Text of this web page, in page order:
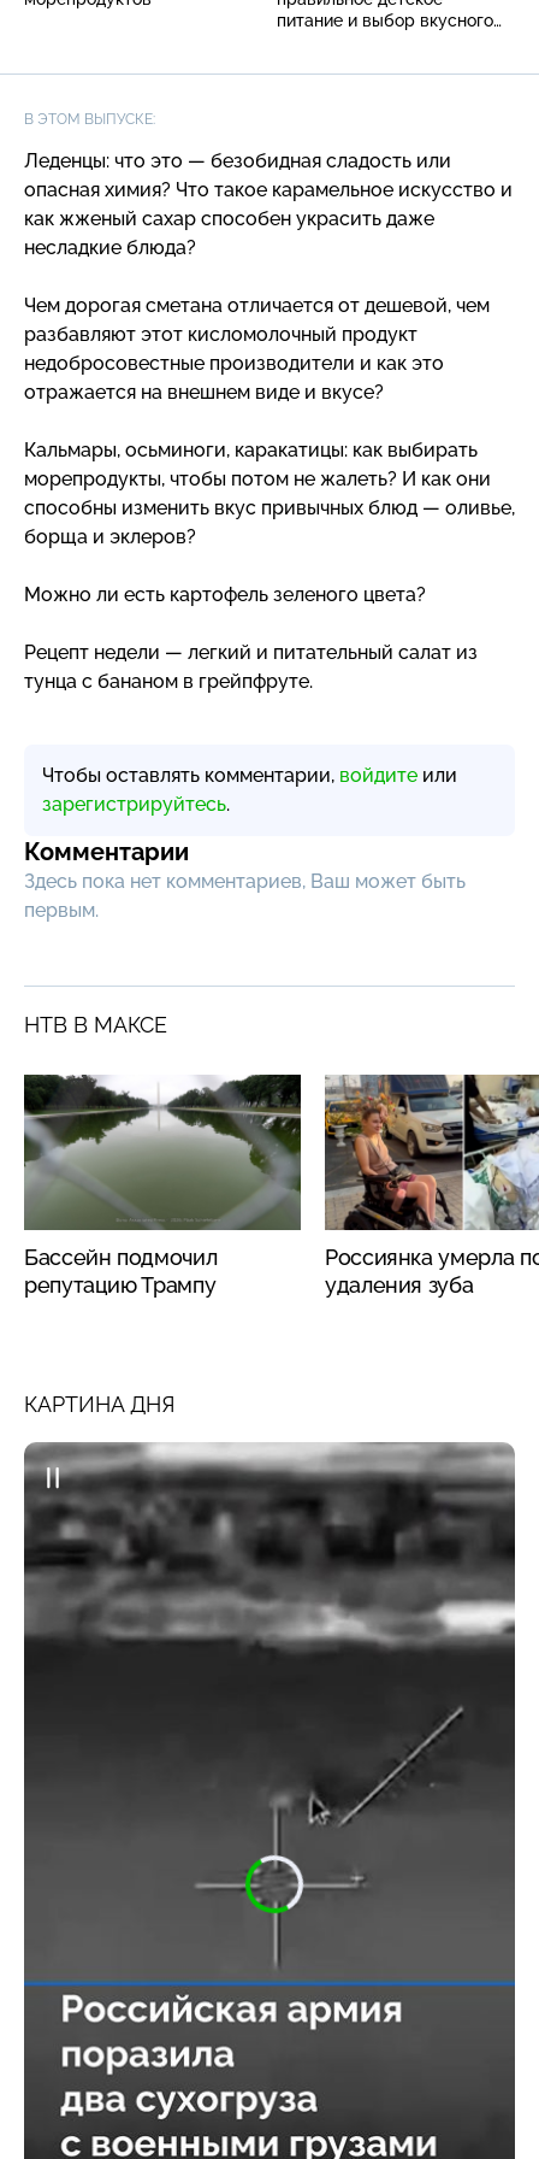
питание и выбор вкусного
В ЭТОМ ВЫПУСКЕ:
Леденцы: что это — безобидная сладость или
опасная химия? Что такое карамельное искусство и
как жженый сахар способен украсить даже
несладкие блюда?
Чем дорогая сметана отличается от дешевой, чем
разбавляют этот кисломолочный продукт
недобросовестные производители и как это
отражается на внешнем виде и вкусе?
Кальмары, осьминоги, каракатицы: как выбирать
морепродукты, чтобы потом не жалеть? И как они
способны изменить вкус привычных блюд — оливье,
борща и эклеров?
Можно ли есть картофель зеленого цвета?
Рецепт недели — легкий и питательный салат из
тунца с бананом в грейпфруте.
Чтобы оставлять комментарии, войдите или
зарегистрируйтесь.
Комментарии
Здесь пока нет комментариев, Ваш может быть
первым.
НТВ В МАКСЕ
Бассейн подмочил
репутацию Трампу
Россиянка умерла
удаления зуба
КАРТИНА ДНЯ